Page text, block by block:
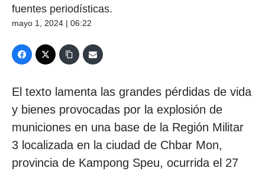
fuentes periodísticas.
mayo 1, 2024 | 06:22
El texto lamenta las grandes pérdidas de vida
y bienes provocadas por la explosión de
municiones en una base de la Región Militar
3 localizada en la ciudad de Chbar Mon,
provincia de Kampong Speu, ocurrida el 27